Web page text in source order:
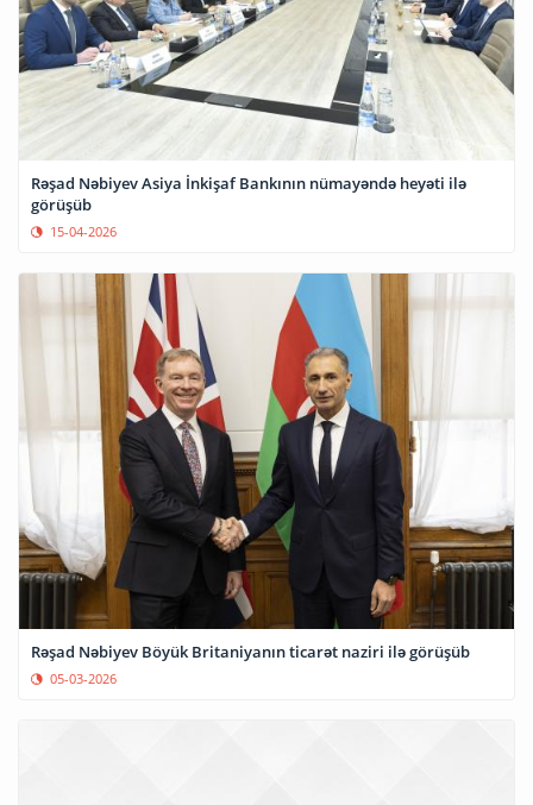
Rəşad Nəbiyev Asiya İnkişaf Bankının nümayəndə heyəti ilə
görüşüb
15-04-2026
Rəşad Nəbiyev Böyük Britaniyanın ticarət naziri ilə görüşüb
05-03-2026